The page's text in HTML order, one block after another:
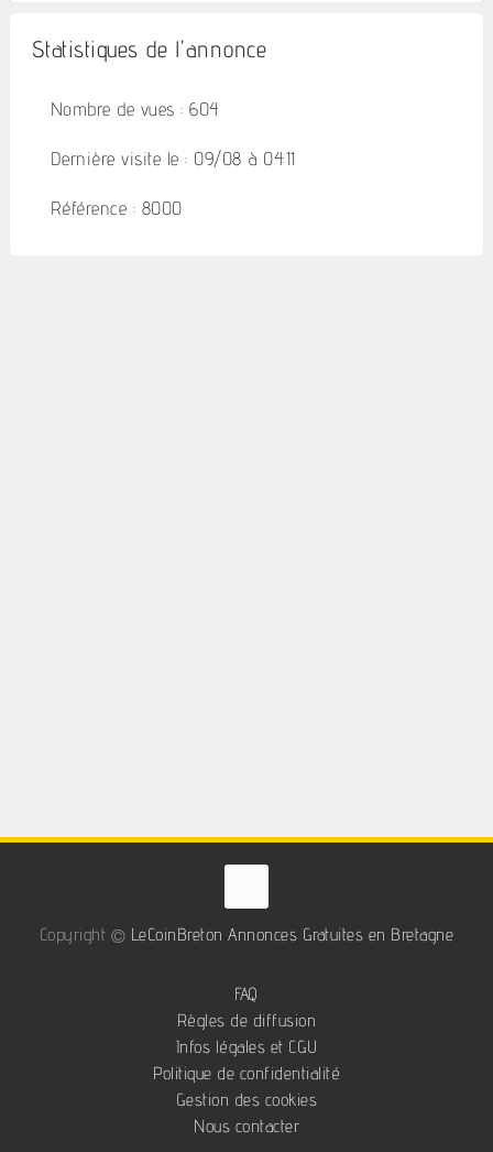
Statistiques de l'annonce
Nombre de vues : 604
Dernière visite le : 09/08 à 04:11
Référence : 8000
Copyright © LeCoinBreton Annonces Gratuites en Bretagne
FAQ
Règles de diffusion
Infos légales et CGU
Politique de confidentialité
Gestion des cookies
Nous contacter